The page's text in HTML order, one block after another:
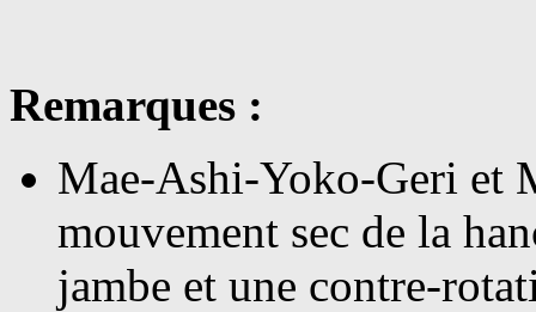
Remarques :
Mae-Ashi-Yoko-Geri et
mouvement sec de la
jambe et une contre-